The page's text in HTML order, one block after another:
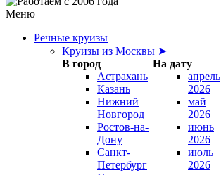
Меню
Речные круизы
Круизы из Москвы ➤
В город
На дату
Астрахань
Казань
Нижний
Новгород
Ростов-на-
Дону
Санкт-
Петербург
апрель
2026
май
2026
июнь
2026
июль
2026